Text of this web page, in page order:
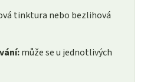
tinktura nebo bezlihová
může se u jednotlivých